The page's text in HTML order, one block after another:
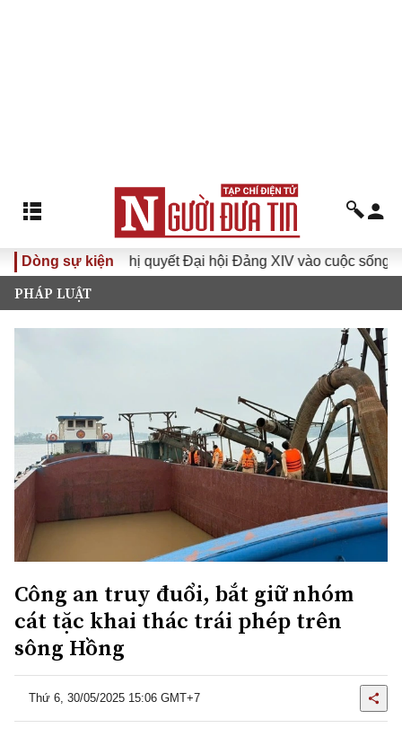
Dòng sự kiện
Đưa Nghị quyết Đại hội Đảng XIV vào cuộc sống
PHÁP LUẬT
Công an truy đuổi, bắt giữ nhóm
cát tặc khai thác trái phép trên
sông Hồng
Thứ 6, 30/05/2025 15:06 GMT+7